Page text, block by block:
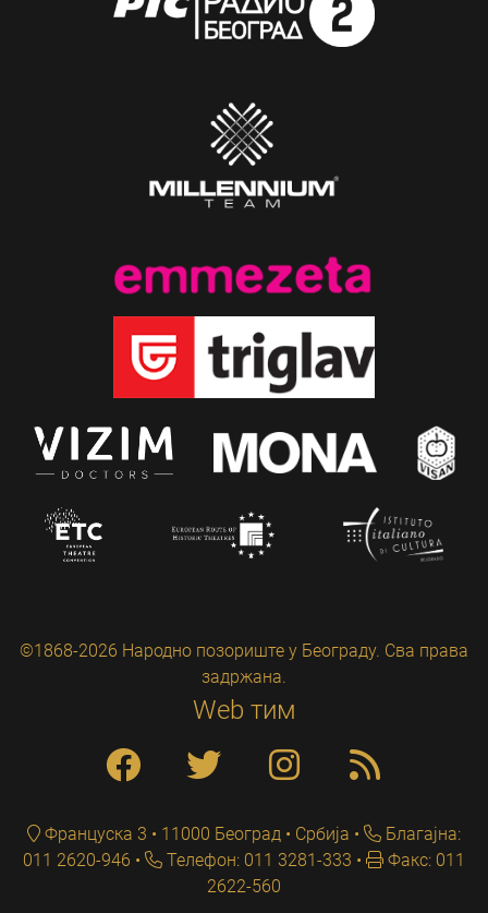
©1868-2026 Народно позориште у Београду. Сва права
задржана.
Web тим
Француска 3 • 11000 Београд • Србија
Благајна:
011 2620-946
Телефон: 011 3281-333
Факс: 011
2622-560